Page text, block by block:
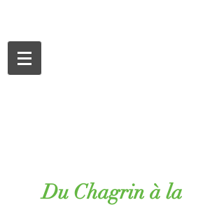
Du Chagrin à la